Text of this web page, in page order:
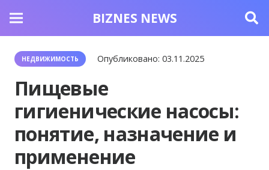
BIZNES NEWS
НЕДВИЖИМОСТЬ Опубликовано:03.11.2025
Пищевые
гигиенические насосы:
понятие, назначение и
применение